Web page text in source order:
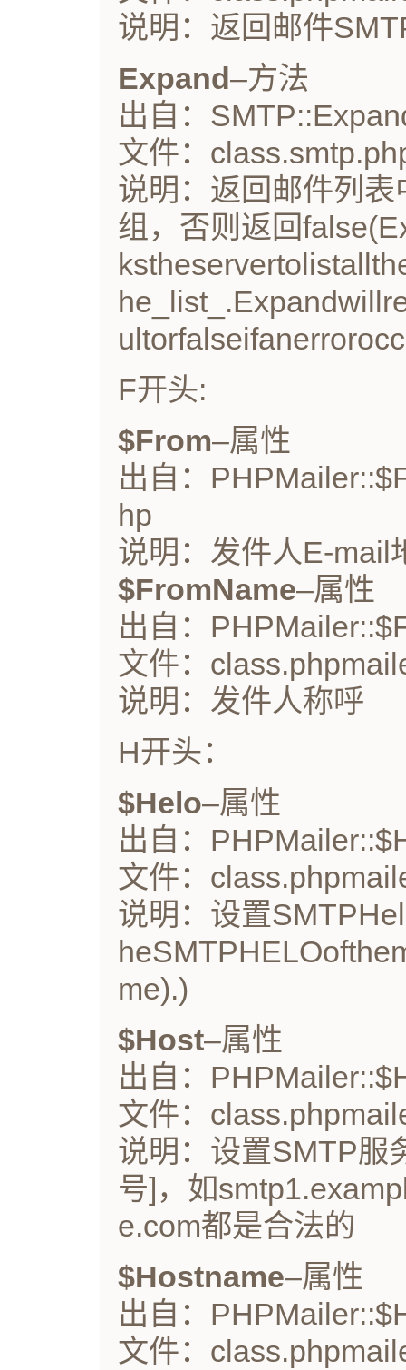
说明：返回邮件
Expand–方法
出自：
文件：
说明：返回邮件列
组，否则返回
F开头:
$From–属性
出自：
hp
说明：发件人E-mail
$FromName–属性
出自：
文件：
说明：发件人称呼
H开头：
$Helo–属性
出自：
文件：
说明：设置
me).)
$Host–属性
出自：
文件：
说明：设置SMTP服
号]，如
e.com都是合法的
$Hostname–属性
出自：
文件：